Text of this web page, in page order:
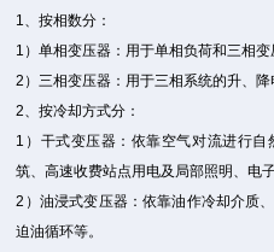
1、按相数分：
1）单相变压器：用于单相负荷和三相变
2）三相变压器：用于三相系统的升、降
2、按冷却方式分：
1）干式变压器：依靠空气对流进行
筑、高速收费站点用电及局部照明、电
2）油浸式变压器：依靠油作冷却介质
迫油循环等。